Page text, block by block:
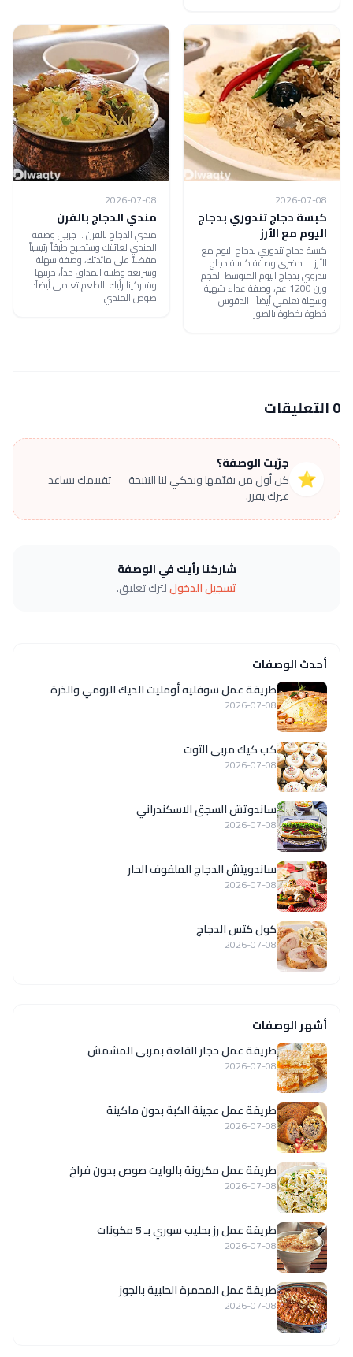
2026-07-08
كبسة دجاج تندوري بدجاج
اليوم مع الأرز
كبسة دجاج تندوري بدجاج اليوم مع
الأرز ... حضري وصفة كبسة دجاج
تندروي بدجاج اليوم المتوسط الحجم
وزن 1200 غم، وصفة غداء شهية
وسهلة تعلمي أيضاً: الدقوس
خطوة بخطوة بالصور
2026-07-08
مندي الدجاج بالفرن
مندي الدجاج بالفرن .. جربي وصفة
المندي لعائلتك وستصبح طبقاً رئيسياً
مفضلاً على مائدتك، وصفة سهلة
وسريعة وطيبة المذاق جداً، جربيها
وشاركينا رأيك بالطعم تعلمي أيضاً:
صوص المندي
0 التعليقات
⭐
جرّبت الوصفة؟
كن أول من يقيّمها ويحكي لنا النتيجة — تقييمك يساعد
غيرك يقرر.
شاركنا رأيك في الوصفة
تسجيل الدخوللترك تعليق.
أحدث الوصفات
طريقة عمل سوفليه أومليت الديك الرومي والذرة
2026-07-08
كب كيك مربى التوت
2026-07-08
ساندوتش السجق الاسكندراني
2026-07-08
ساندويتش الدجاج الملفوف الحار
2026-07-08
كول كتس الدجاج
2026-07-08
أشهر الوصفات
طريقة عمل حجار القلعة بمربى المشمش
2026-07-08
طريقة عمل عجينة الكبة بدون ماكينة
2026-07-08
طريقة عمل مكرونة بالوايت صوص بدون فراخ
2026-07-08
طريقة عمل رز بحليب سوري بـ 5 مكونات
2026-07-08
طريقة عمل المحمرة الحلبية بالجوز
2026-07-08